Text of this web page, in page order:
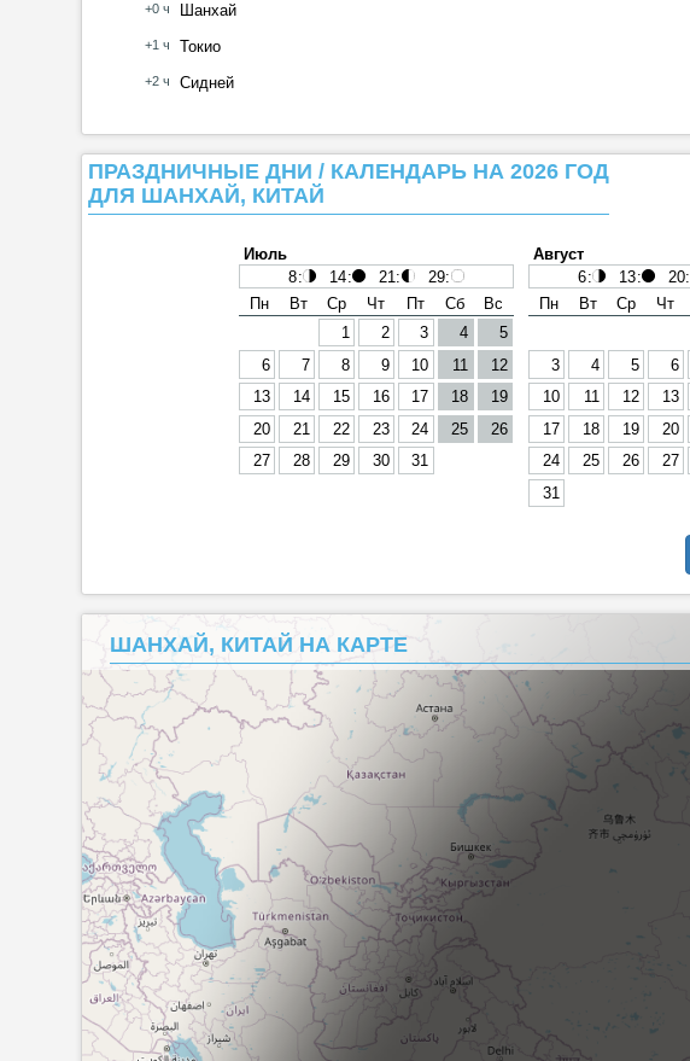
+0 ч Шанхай
+1 ч Токио
+2 ч Сидней
ПРАЗДНИЧНЫЕ ДНИ / КАЛЕНДАРЬ НА 2026 ГОД
ДЛЯ ШАНХАЙ, КИТАЙ
Июль
8: 14: 21 : 29:
Пн
Вт Ср Чт Пт Сб
Вс
1
2 3 4
5
6
7 8 9 10 11
12
13
14 15 16 17 18
19
20
21 22 23 24 25
26
27
28 29 30 31
Август
6: 13: 20:
Пн
Вт Ср Чт
3
4 5 6
10
11 12 13
17
18 19 20
24
25 26 27
31
ШАНХАЙ, КИТАЙ НА КАРТЕ